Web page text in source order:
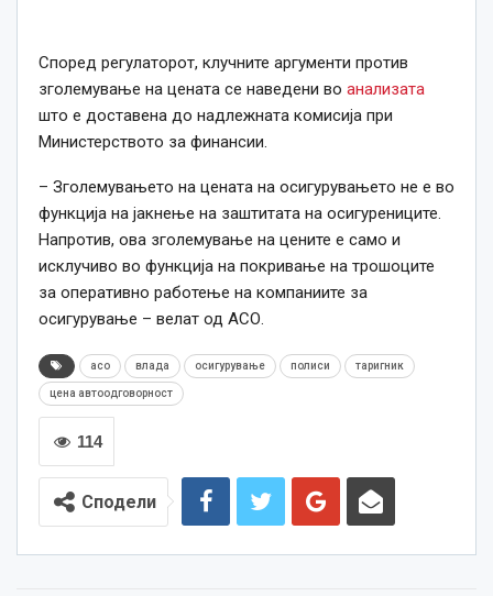
Според регулаторот, клучните аргументи против
зголемување на цената се наведени во анализата
што е доставена до надлежната комисија при
Министерството за финансии.
– Зголемувањето на цената на осигурувањето не е во
функција на јакнење на заштитата на осигурениците.
Напротив, ова зголемување на цените е само и
исклучиво во функција на покривање на трошоците
за оперативно работење на компаниите за
осигурување – велат од АСО.
асо влада осигурување полиси таригник
цена автоодговорност
114
Сподели